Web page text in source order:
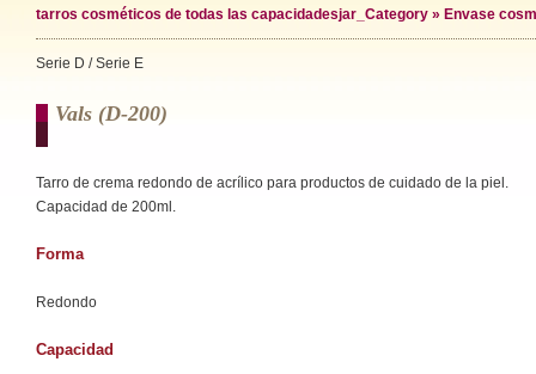
tarros cosméticos de todas las capacidadesjar_Category » Envase
Serie D / Serie E
Vals (d-200)
Tarro de crema redondo de acrílico para productos de cuidado de la piel.
Capacidad de 200ml.
Forma
Redondo
Capacidad